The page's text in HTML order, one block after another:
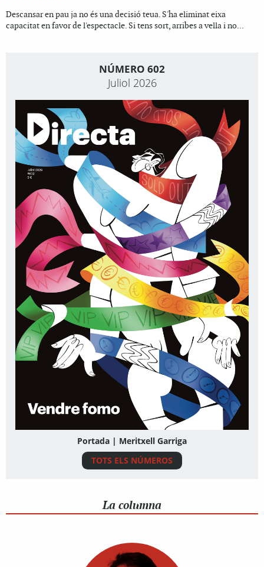
Descansar en pau ja no és una decisió teua. S'ha eliminat eixa
capacitat en favor de l'espectacle. Si tens sort, arribes a vella i no...
NÚMERO 602
Juliol 2026
Portada | Meritxell Garriga
TOTS ELS NÚMEROS
La columna